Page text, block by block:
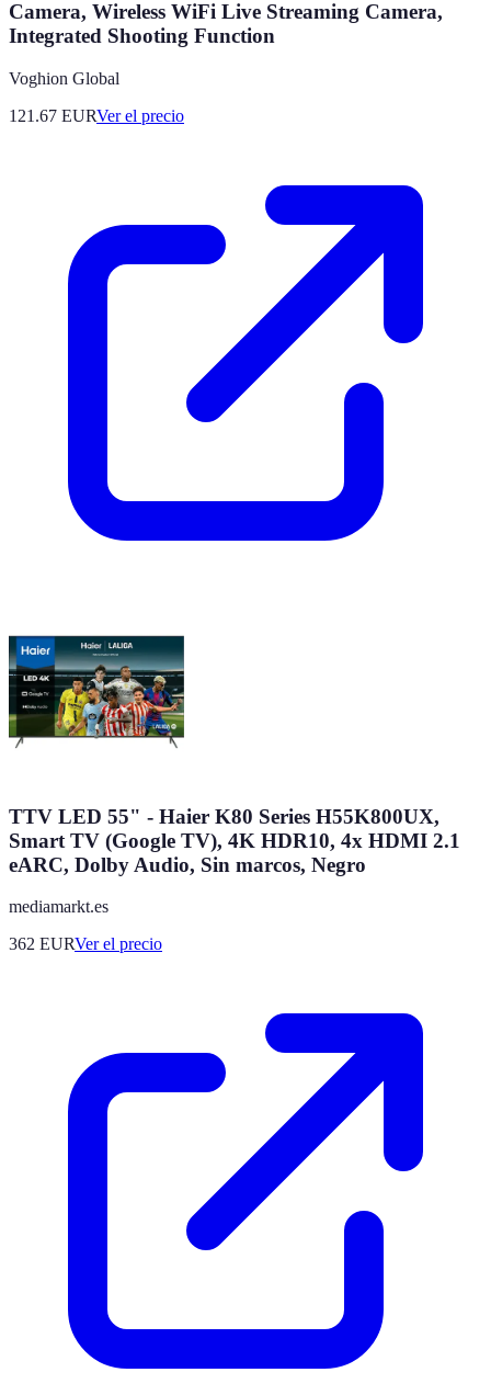
Camera, Wireless WiFi Live Streaming Camera,
Integrated Shooting Function
Voghion Global
121.67 EURVer el precio
TTV LED 55" - Haier K80 Series H55K800UX,
Smart TV (Google TV), 4K HDR10, 4x HDMI 2.1
eARC, Dolby Audio, Sin marcos, Negro
mediamarkt.es
362 EURVer el precio